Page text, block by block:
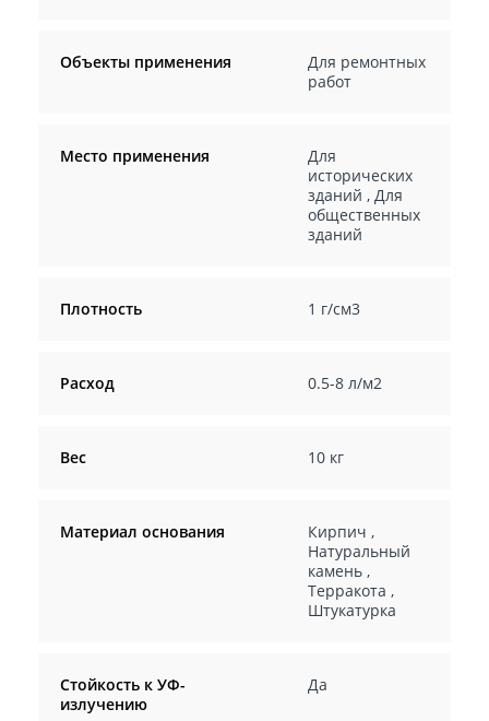
Объекты применения
Для ремонтных
работ
Место применения
Для
исторических
зданий , Для
общественных
зданий
Плотность 1 г/см3
Расход 0.5-8 л/м2
Вес 10 кг
Материал основания Кирпич ,
Натуральный
камень,
Терракота ,
Штукатурка
Стойкость к УФ-
излучению
Да